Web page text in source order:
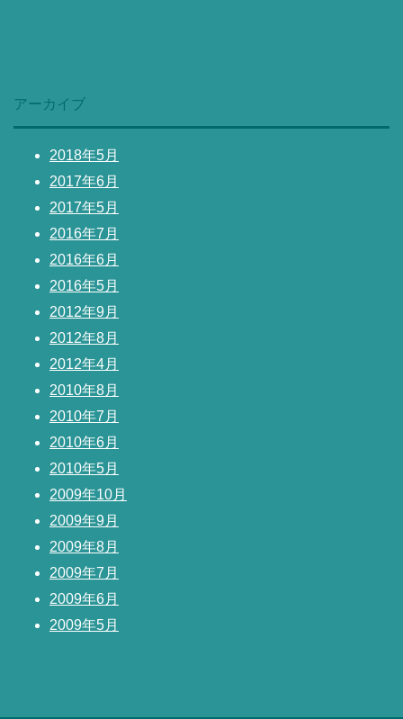
アーカイブ
2018年5月
2017年6月
2017年5月
2016年7月
2016年6月
2016年5月
2012年9月
2012年8月
2012年4月
2010年8月
2010年7月
2010年6月
2010年5月
2009年10月
2009年9月
2009年8月
2009年7月
2009年6月
2009年5月